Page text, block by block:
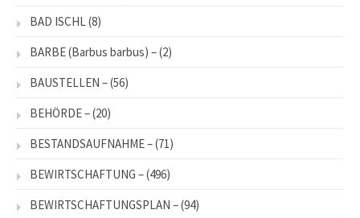
BAD ISCHL(8)
BARBE (Barbus barbus) –(2)
BAUSTELLEN –(56)
BEHÖRDE –(20)
BESTANDSAUFNAHME –(71)
BEWIRTSCHAFTUNG –(496)
BEWIRTSCHAFTUNGSPLAN –(94)